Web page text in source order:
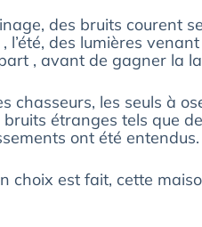
des bruits courent
des lumières
, avant de gagner la
chasseurs, les seuls à
étranges tels que
ont été entendus.
est fait, cette